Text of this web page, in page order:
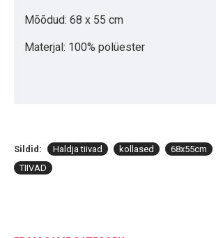
Mõõdud: 68 x 55 cm
Materjal: 100% polüester
Sildid: Haldja tiivad kollased 68x55cm
TIIVAD